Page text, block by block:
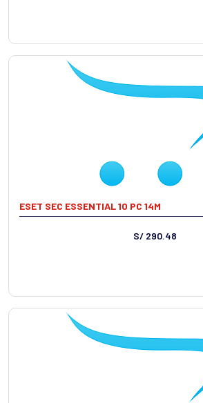
ESET SEC ESSENTIAL 10 PC 14M
S/ 290.48